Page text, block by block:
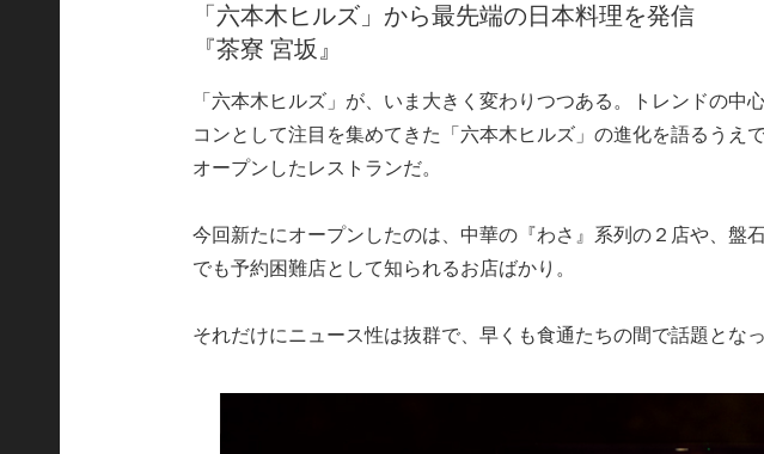
「六本木ヒルズ」から最先端の日本料理を発信
『茶寮 宮坂』
「六本木ヒルズ」が、いま大きく変わりつつある。トレンドの中
コンとして注目を集めてきた「六本木ヒルズ」の進化を語るうえ
オープンしたレストランだ。
今回新たにオープンしたのは、中華の『わさ』系列の２店や、盤
でも予約困難店として知られるお店ばかり。
それだけにニュース性は抜群で、早くも食通たちの間で話題となっ